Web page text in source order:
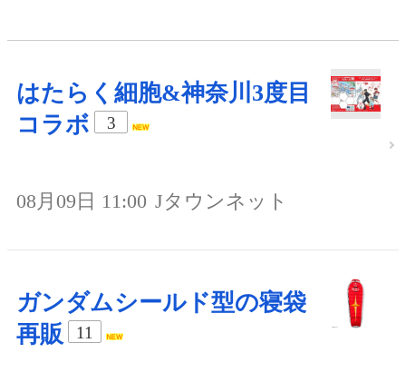
はたらく細胞&神奈川3度目
コラボ
3
08月09日 11:00 Jタウンネット
ガンダムシールド型の寝袋
再販
11